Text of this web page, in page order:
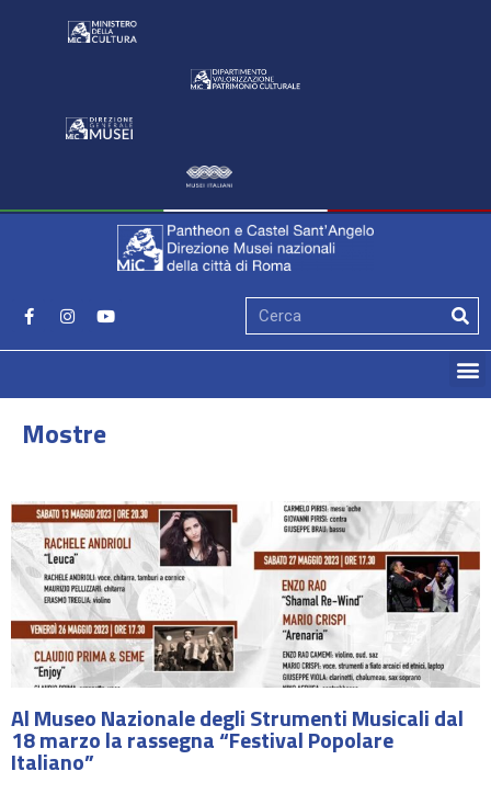
Mostre
Al Museo Nazionale degli Strumenti Musicali dal
18 marzo la rassegna “Festival Popolare
Italiano”